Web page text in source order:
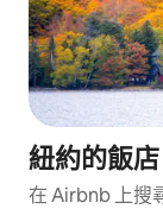
紐約的飯店
在 Airbnb 上搜